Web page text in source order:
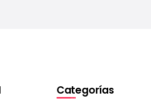
Categorías